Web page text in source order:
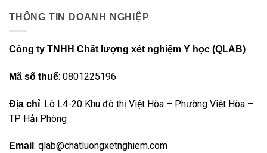
THÔNG TIN DOANH NGHIỆP
Công ty TNHH Chất lượng xét nghiệm Y học (QLAB)
Mã số thuế: 0801225196
Địa chỉ: Lô L4-20 Khu đô thị Việt Hòa – Phường Việt Hòa –
TP Hải Phòng
Email : qlab@chatluongxetnghiem.com